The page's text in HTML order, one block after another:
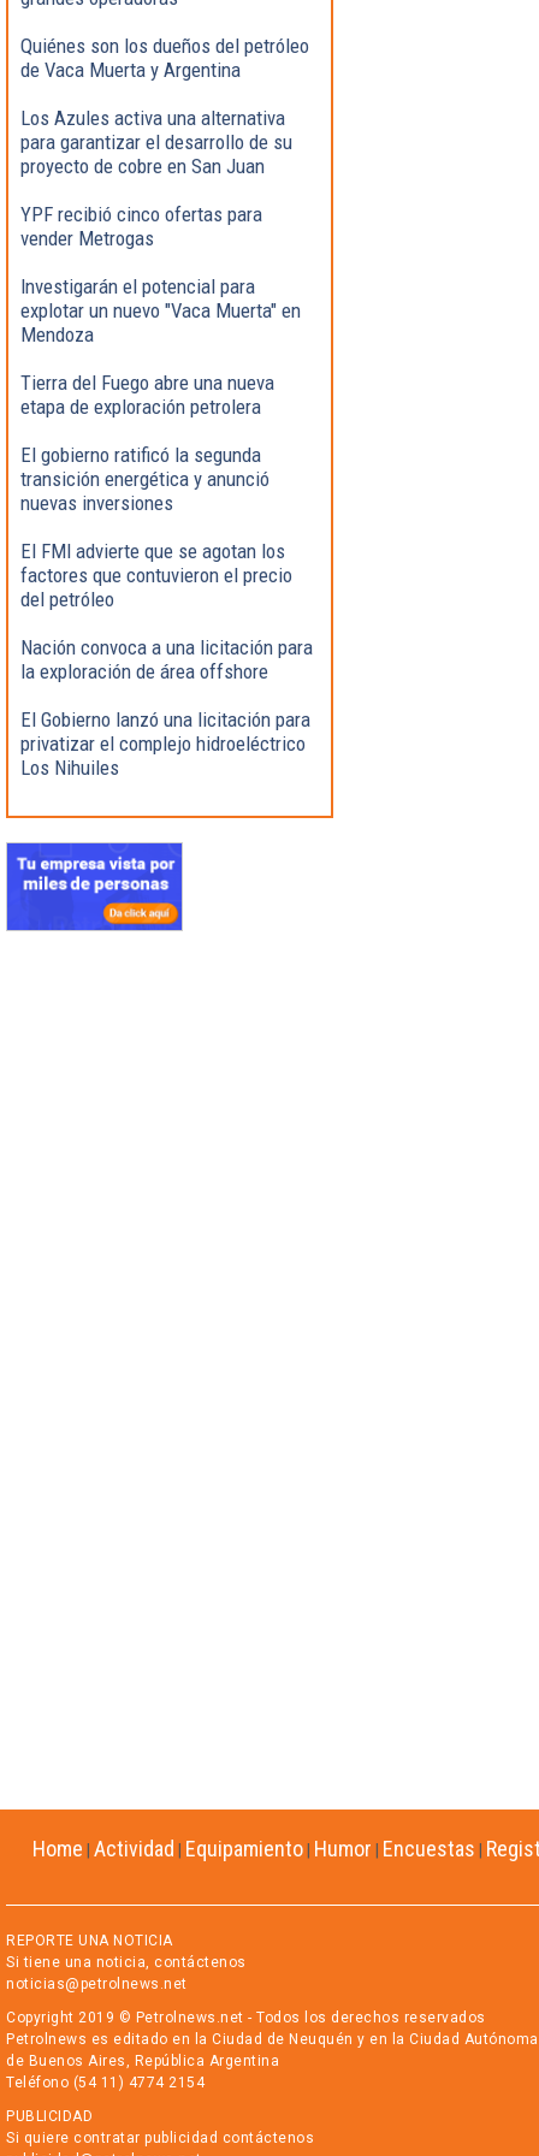
Quiénes son los dueños del petróleo
de Vaca Muerta y Argentina
Los Azules activa una alternativa
para garantizar el desarrollo de su
proyecto de cobre en San Juan
YPF recibió cinco ofertas para
vender Metrogas
Investigarán el potencial para
explotar un nuevo "Vaca Muerta" en
Mendoza
Tierra del Fuego abre una nueva
etapa de exploración petrolera
El gobierno ratificó la segunda
transición energética y anunció
nuevas inversiones
El FMI advierte que se agotan los
factores que contuvieron el precio
del petróleo
Nación convoca a una licitación para
la exploración de área offshore
El Gobierno lanzó una licitación para
privatizar el complejo hidroeléctrico
Los Nihuiles
Home Actividad Equipamiento Humor Encuestas
REPORTE UNA NOTICIA
Si tiene una noticia, contáctenos
noticias@petrolnews.net
Copyright 2019 © Petrolnews.net - Todos los derechos reservados
Petrolnews es editado en la Ciudad de Neuquén y en la Ciudad Autónoma
de Buenos Aires, República Argentina
Teléfono (54 11) 4774 2154
PUBLICIDAD
Si quiere contratar publicidad contáctenos